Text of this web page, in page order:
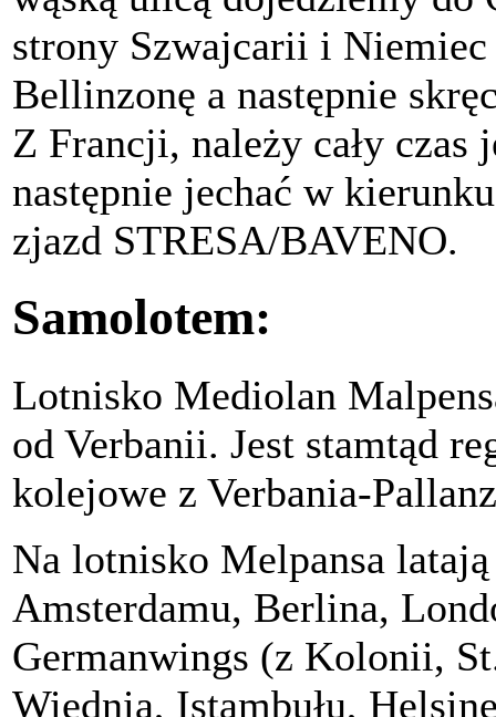
strony Szwajcarii i
Bellinzonę a następnie
Z Francji, należy cały
następnie jechać w
zjazd STRESA/BAVENO.
Samolotem:
Lotnisko Mediolan
od Verbanii. Jest stamtąd
kolejowe z Verbania-
Na lotnisko Melpansa
Amsterdamu, Berlina,
Germanwings (z Kolonii,
Wiednia, Istambułu,